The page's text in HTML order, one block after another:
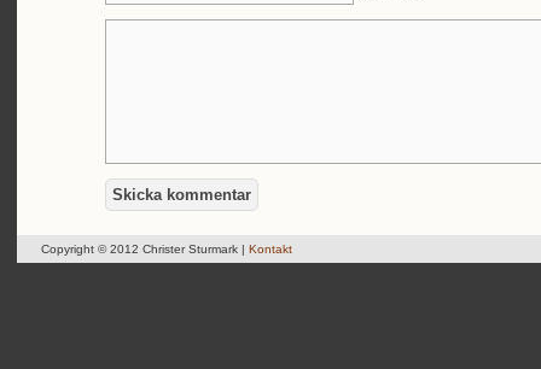
Copyright © 2012 Christer Sturmark | Kontakt